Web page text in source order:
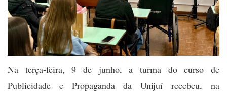
Na terça-feira, 9 de junho, a turma do curso de
Publicidade e Propaganda da Unijuí recebeu, na